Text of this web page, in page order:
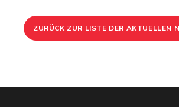
ZURÜCK ZUR LISTE DER AKTUELLEN